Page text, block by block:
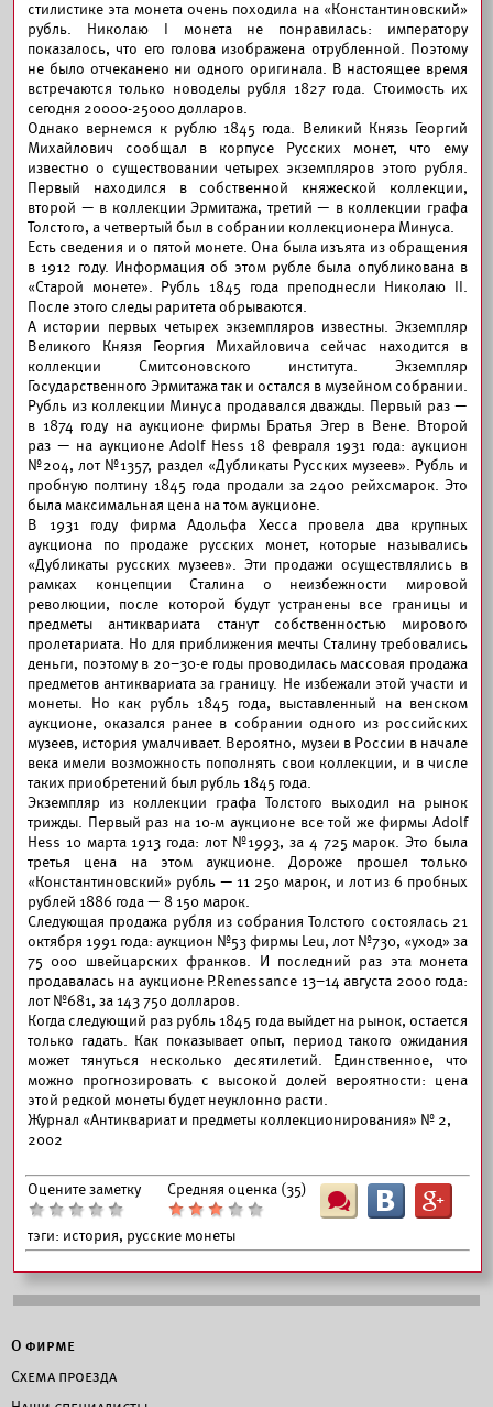
стилистике эта монета очень походила на «Константиновский»
рубль. Николаю I монета не понравилась: императору
показалось, что его голова изображена отрубленной. Поэтому
не было отчеканено ни одного оригинала. В настоящее время
встречаются только новоделы рубля 1827 года. Стоимость их
сегодня 20000-25000 долларов.
Однако вернемся к рублю 1845 года. Великий Князь Георгий
Михайлович сообщал в корпусе Русских монет, что ему
известно о существовании четырех экземпляров этого рубля.
Первый находился в собственной княжеской коллекции,
второй — в коллекции Эрмитажа, третий — в коллекции графа
Толстого, а четвертый был в собрании коллекционера Минуса.
Есть сведения и о пятой монете. Она была изъята из обращения
в 1912 году. Информация об этом рубле была опубликована в
«Старой монете». Рубль 1845 года преподнесли Николаю II.
После этого следы раритета обрываются.
А истории первых четырех экземпляров известны. Экземпляр
Великого Князя Георгия Михайловича сейчас находится в
коллекции Смитсоновского института. Экземпляр
Государственного Эрмитажа так и остался в музейном собрании.
Рубль из коллекции Минуса продавался дважды. Первый раз —
в 1874 году на аукционе фирмы Братья Эгер в Вене. Второй
раз — на аукционе Adolf Hess 18 февраля 1931 года: аукцион
№204, лот №1357, раздел «Дубликаты Русских музеев». Рубль и
пробную полтину 1845 года продали за 2400 рейхсмарок. Это
была максимальная цена на том аукционе.
В 1931 году фирма Адольфа Хесса провела два крупных
аукциона по продаже русских монет, которые назывались
«Дубликаты русских музеев». Эти продажи осуществлялись в
рамках концепции Сталина о неизбежности мировой
революции, после которой будут устранены все границы и
предметы антиквариата станут собственностью мирового
пролетариата. Но для приближения мечты Сталину требовались
деньги, поэтому в 20–30-е годы проводилась массовая продажа
предметов антиквариата за границу. Не избежали этой участи и
монеты. Но как рубль 1845 года, выставленный на венском
аукционе, оказался ранее в собрании одного из российских
музеев, история умалчивает. Вероятно, музеи в России в начале
века имели возможность пополнять свои коллекции, и в числе
таких приобретений был рубль 1845 года.
Экземпляр из коллекции графа Толстого выходил на рынок
трижды. Первый раз на 10-м аукционе все той же фирмы Adolf
Hess 10 марта 1913 года: лот №1993, за 4 725 марок. Это была
третья цена на этом аукционе. Дороже прошел только
«Константиновский» рубль — 11 250 марок, и лот из 6 пробных
рублей 1886 года — 8 150 марок.
Следующая продажа рубля из собрания Толстого состоялась 21
октября 1991 года: аукцион №53 фирмы Leu, лот №730, «уход» за
75 000 швейцарских франков. И последний раз эта монета
продавалась на аукционе Р.Renessance 13–14 августа 2000 года:
лот №681, за 143 750 долларов.
Когда следующий раз рубль 1845 года выйдет на рынок, остается
только гадать. Как показывает опыт, период такого ожидания
может тянуться несколько десятилетий. Единственное, что
можно прогнозировать с высокой долей вероятности: цена
этой редкой монеты будет неуклонно расти.
Журнал «Антиквариат и предметы коллекционирования» № 2,
2002
Оцените заметку Средняя оценка (35)
тэги: история, русские монеты
Ш B G
О фирме
Схема проезда